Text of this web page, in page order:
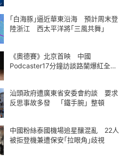
｢白海豚｣逼近華東沿海 預計周末登
陸浙江 西太平洋將｢三風共舞｣
《奧德賽》北京首映 中國
Podcaster17分鐘訪談路蘭爆紅全球
汕頭政府遭廣東省安委會約談 要求
反思事故多發 「鐵手腕」整頓
中國粉絲泰國機場追星釀混亂 22人
被拒登機兼遭保安｢拉眼角｣歧視